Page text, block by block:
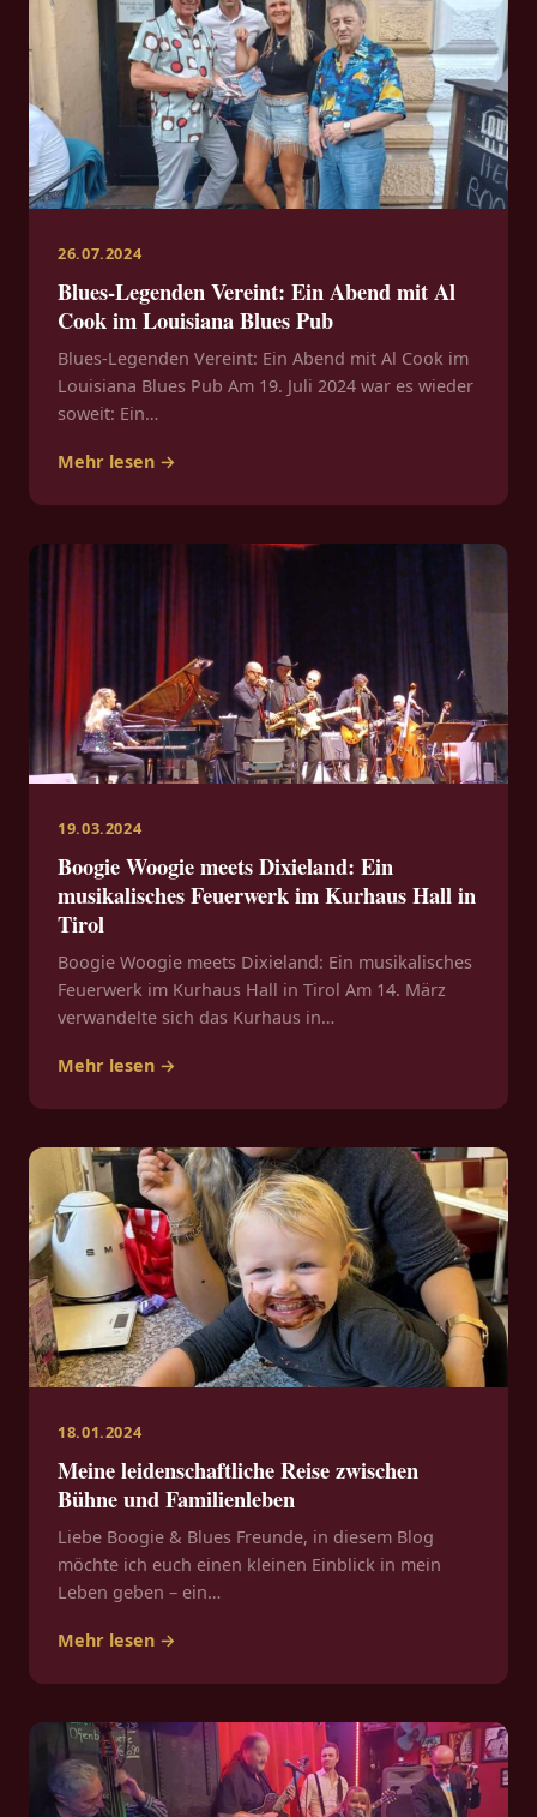
26.07.2024
Blues-Legenden Vereint: Ein Abend mit Al
Cook im Louisiana Blues Pub
Blues-Legenden Vereint: Ein Abend mit Al Cook im
Louisiana Blues Pub Am 19. Juli 2024 war es wieder
soweit: Ein…
Mehr lesen →
19.03.2024
Boogie Woogie meets Dixieland: Ein
musikalisches Feuerwerk im Kurhaus Hall in
Tirol
Boogie Woogie meets Dixieland: Ein musikalisches
Feuerwerk im Kurhaus Hall in Tirol Am 14. März
verwandelte sich das Kurhaus in…
Mehr lesen →
18.01.2024
Meine leidenschaftliche Reise zwischen
Bühne und Familienleben
Liebe Boogie & Blues Freunde, in diesem Blog
möchte ich euch einen kleinen Einblick in mein
Leben geben – ein…
Mehr lesen →